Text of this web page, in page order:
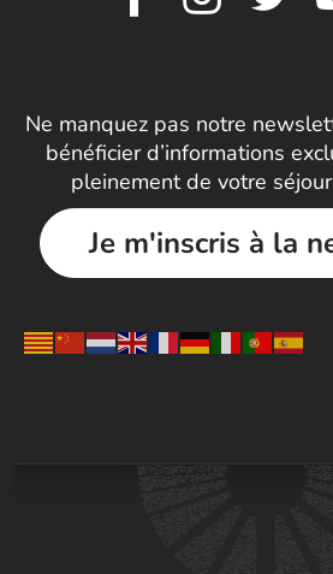
Ne manquez pas notre
bénéficier d’informations
pleinement de votre
Je m'inscris à la